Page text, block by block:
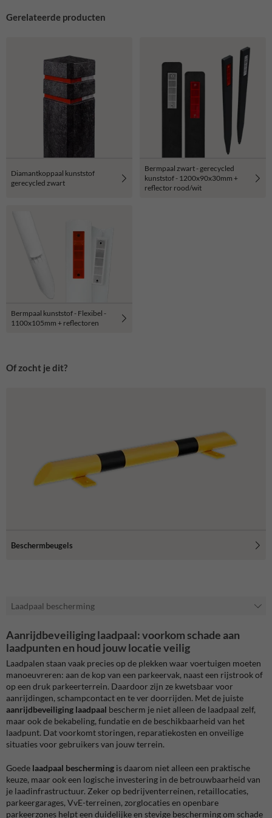
Gerelateerde producten
Diamantkoppaal kunststof
gerecycled zwart
Bermpaal zwart - gerecycled
kunststof - 1200x90x30mm +
reflector rood/wit
Bermpaal kunststof - Flexibel -
1100x105mm + reflectoren
Of zocht je dit?
Beschermbeugels
Laadpaal bescherming
Aanrijdbeveiliging laadpaal: voorkom schade aan
laadpunten en houd jouw locatie veilig
Laadpalen staan vaak precies op de plekken waar voertuigen moeten
manoeuvreren: aan de kop van een parkeervak, naast een rijstrook of
op een druk parkeerterrein. Daardoor zijn ze kwetsbaar voor
aanrijdingen, schampcontact en te ver doorrijden. Met de juiste
aanrijdbeveiliging laadpaal bescherm je niet alleen de laadpaal zelf,
maar ook de bekabeling, fundatie en de beschikbaarheid van het
laadpunt. Dat voorkomt storingen, reparatiekosten en onveilige
situaties voor gebruikers van jouw terrein.
Goede laadpaal bescherming is daarom niet alleen een praktische
keuze, maar ook een logische investering in de betrouwbaarheid van
je laadinfrastructuur. Zeker op bedrijventerreinen, retaillocaties,
parkeergarages, VvE-terreinen, zorglocaties en openbare
parkeerzones helpt een duidelijke en stevige bescherming om schade